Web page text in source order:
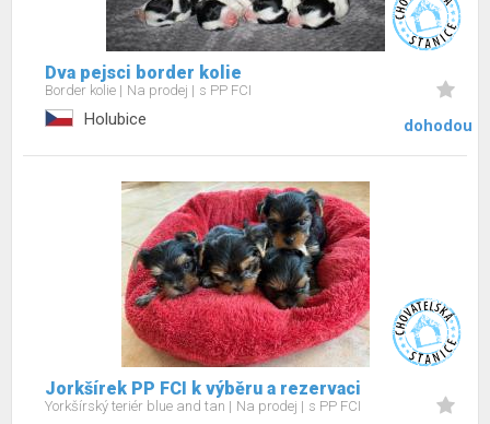
Dva pejsci border kolie
Border kolie Na prodej s PP FCI
Holubice dohodou
Jorkšírek PP FCI k výběru a rezervaci
Yorkšírský teriér blue and tan Na prodej s PP FCI